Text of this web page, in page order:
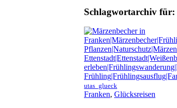
Schlagwortarchiv für:
utas_glueck
Franken, Glücksreisen